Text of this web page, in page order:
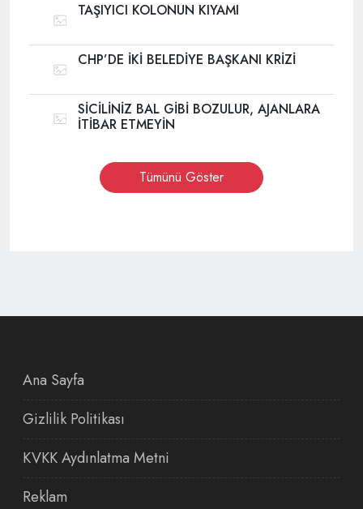
TAŞIYICI KOLONUN KIYAMI
CHP’DE İKİ BELEDİYE BAŞKANI KRİZİ
SİCİLİNİZ BAL GİBİ BOZULUR, AJANLARA
İTİBAR ETMEYİN
Tümünü Göster
Ana Sayfa
Gizlilik Politikası
KVKK Aydınlatma Metni
Reklam